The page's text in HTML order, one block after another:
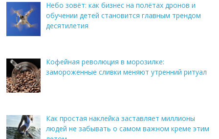
Небо зовёт: как бизнес на полётах дронов и
обучении детей становится главным трендом
десятилетия
Кофейная революция в морозилке:
замороженные сливки меняют утренний ритуал
Как простая наклейка заставляет миллионы
людей не забывать о самом важном креме этим